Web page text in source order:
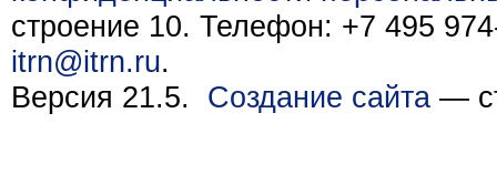
строение 10. Телефон: +7 495
itrn@itrn.ru.
Версия 21.5. Создание сайта —